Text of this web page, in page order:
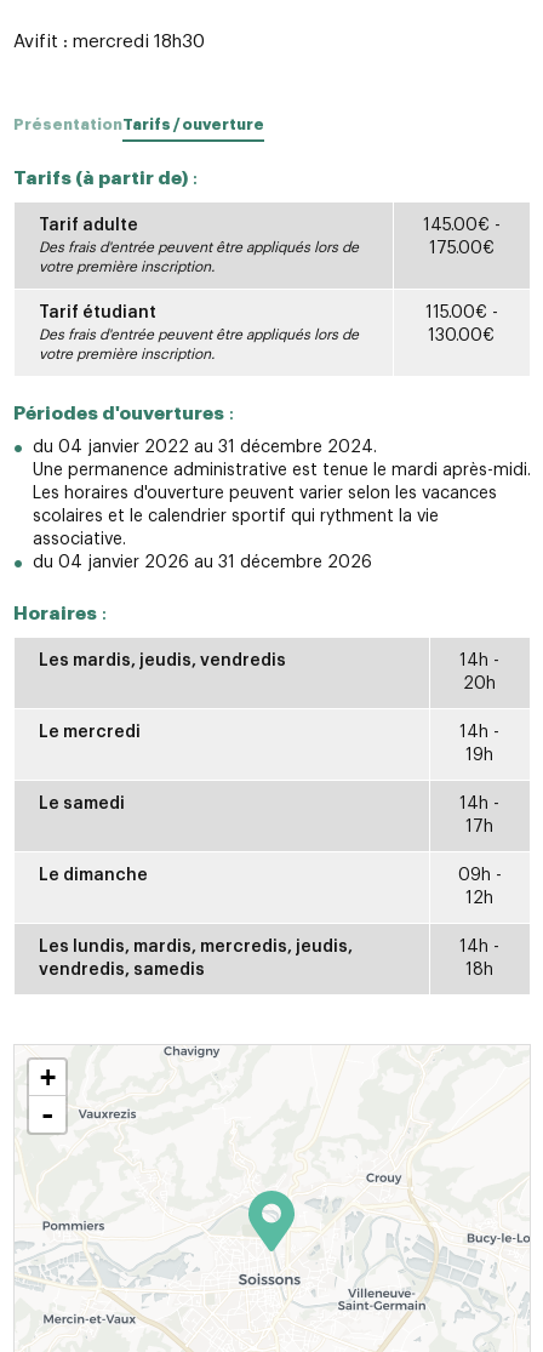
Avifit : mercredi 18h30
PrésentationTarifs / ouverture
Tarifs (à partir de):
Tarif adulte
Des frais d'entrée peuvent être appliqués lors de
votre première inscription.
145.00€ -
175.00€
Tarif étudiant
Des frais d'entrée peuvent être appliqués lors de
votre première inscription.
115.00€ -
130.00€
Périodes d'ouvertures:
du 04 janvier 2022 au 31 décembre 2024.
Une permanence administrative est tenue le mardi après-midi.
Les horaires d'ouverture peuvent varier selon les vacances
scolaires et le calendrier sportif qui rythment la vie
associative.
du 04 janvier 2026 au 31 décembre 2026
Horaires:
Les mardis, jeudis, vendredis
14h -
20h
Le mercredi
14h -
19h
Le samedi
14h -
17h
Le dimanche
09h -
12h
Les lundis, mardis, mercredis, jeudis,
vendredis, samedis
14h -
18h
+
-